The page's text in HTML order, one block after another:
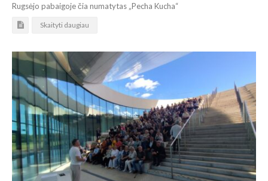
Rugsėjo pabaigoje čia numatytas „Pecha Kucha“
Skaityti daugiau